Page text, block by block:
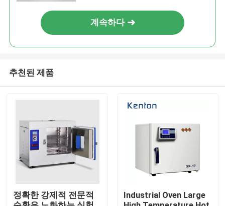
계속하다
추천된 제품
정확한 강제적 전문적
Industrial Oven Large